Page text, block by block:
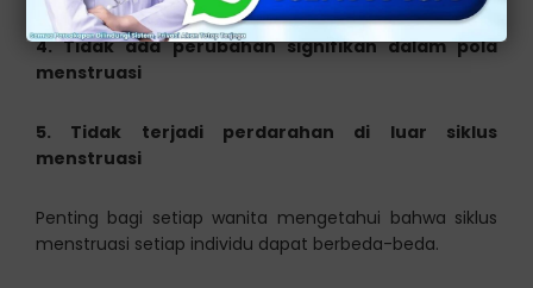
4. Tidak ada perubahan signifikan dalam pola
menstruasi
5. Tidak terjadi perdarahan di luar siklus
menstruasi
Penting bagi setiap wanita mengetahui bahwa siklus
menstruasi setiap individu dapat berbeda-beda.